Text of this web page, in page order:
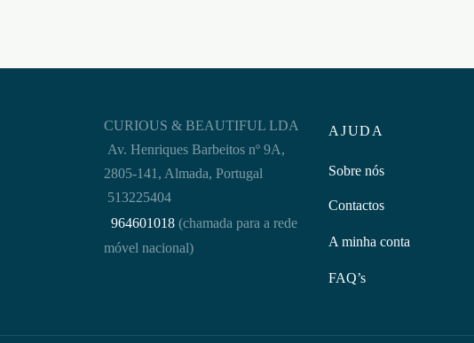
AJUDA
Sobre nós
Contactos
A minha conta
FAQ’s
CURIOUS & BEAUTIFUL LDA
Av. Henriques Barbeitos nº 9A,
2805-141, Almada, Portugal
513225404
964601018 (chamada para a rede
móvel nacional)